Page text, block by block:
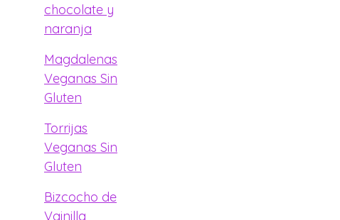
chocolate y
naranja
Magdalenas
Veganas Sin
Gluten
Torrijas
Veganas Sin
Gluten
Bizcocho de
Vainilla